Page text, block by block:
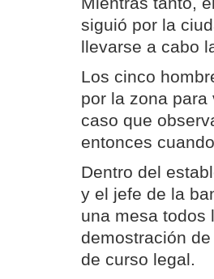
siguió por la
llevarse a cabo
Los cinco
por la zona
caso que
entonces
Dentro del
y el jefe de la
una mesa todos
demostración
de curso legal.